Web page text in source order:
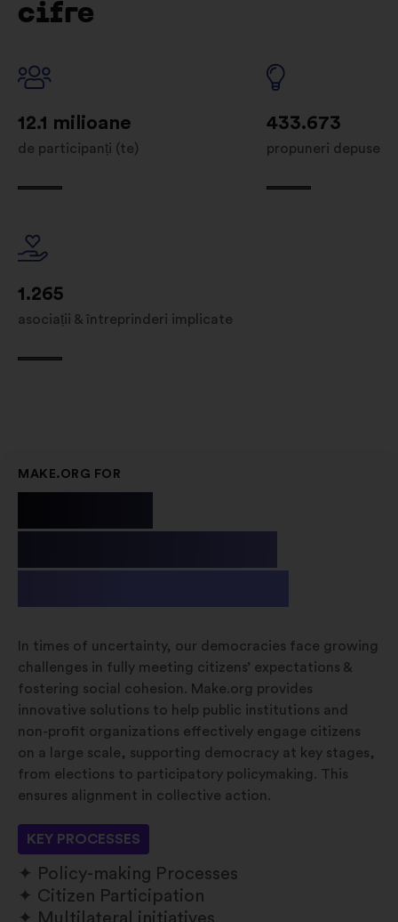
cifre
12.1 milioane
de participanți (te)
433.673
propuneri depuse
1.265
asociații & întreprinderi implicate
MAKE.ORG FOR
In times of uncertainty, our democracies face growing
challenges in fully meeting citizens’ expectations &
fostering social cohesion. Make.org provides
innovative solutions to help public institutions and
non-profit organizations effectively engage citizens
on a large scale, supporting democracy at key stages,
from elections to participatory policymaking. This
ensures alignment in collective action.
KEY PROCESSES
Policy-making Processes
Citizen Participation